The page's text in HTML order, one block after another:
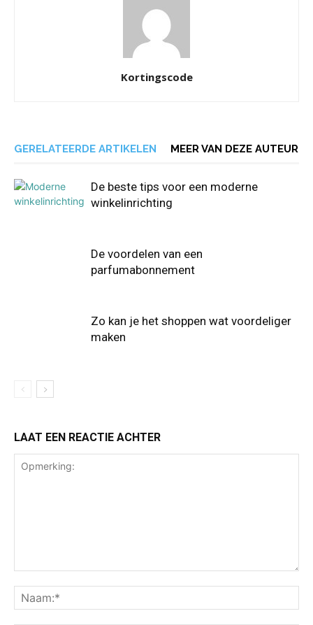
Kortingscode
GERELATEERDE ARTIKELEN MEER VAN DEZE AUTEUR
De beste tips voor een moderne
winkelinrichting
De voordelen van een
parfumabonnement
Zo kan je het shoppen wat voordeliger
maken
LAAT EEN REACTIE ACHTER